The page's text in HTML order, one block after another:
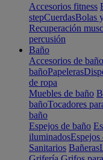
Accesorios fitness
stepCuerdasBolas
Recuperación
percusión
Baño
Accesorios de baño
bañoPapeleras
de ropa
Muebles de baño
bañoTocadores
baño
Espejos de baño
iluminadosEspejos
Sanitarios Bañeras